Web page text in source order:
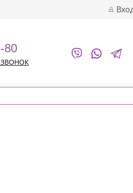
80